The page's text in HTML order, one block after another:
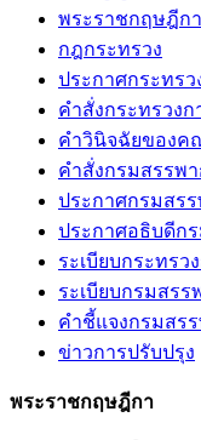
พระราชกฤษฎีกา
กฎกระทรวง
ประกาศกระทรว
คำสั่งกระทรวงก
คำวินิจฉัยของค
คำสั่งกรมสรรพา
ประกาศกรมสร
ประกาศอธิบดีก
ระเบียบกระทรว
ระเบียบกรมสรร
คำชี้แจงกรมสร
ข่าวการปรับปรุง
พระราชกฤษฎีกา